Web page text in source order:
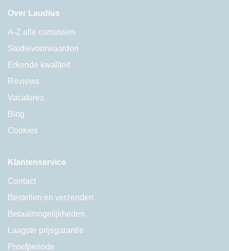
Over Laudius
A-Z alle cursussen
Studievoorwaarden
Erkende kwaliteit
Reviews
Vacatures
Blog
Cookies
Klantenservice
Contact
Bestellen en verzenden
Betaalmogelijkheden
Laagste prijsgarantie
Proefperiode